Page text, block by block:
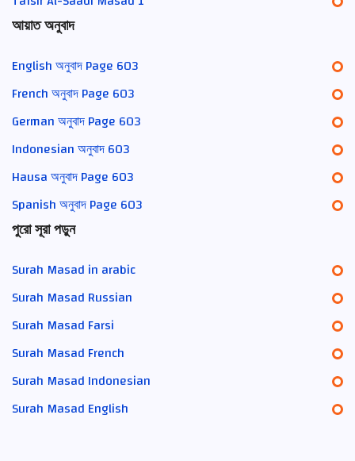
আয়াত অনুবাদ
English অনুবাদ Page 603
French অনুবাদ Page 603
German অনুবাদ Page 603
Indonesian অনুবাদ 603
Hausa অনুবাদ Page 603
Spanish অনুবাদ Page 603
পুরো সূরা পড়ুন
Surah Masad in arabic
Surah Masad Russian
Surah Masad Farsi
Surah Masad French
Surah Masad Indonesian
Surah Masad English